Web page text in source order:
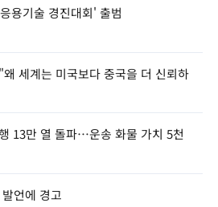
용기술 경진대회' 출범
세계는 미국보다 중국을 더 신뢰하
13만 열 돌파…운송 화물 가치 5천
언에 경고